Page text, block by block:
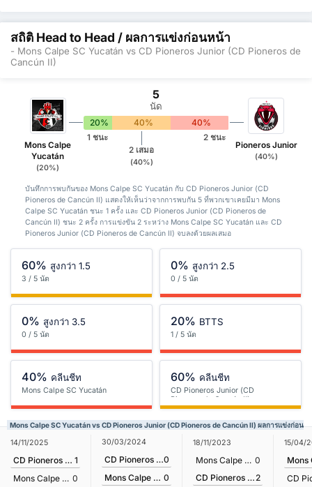
สถิติ Head to Head / ผลการแข่งก่อนหน้า
- Mons Calpe SC Yucatán vs CD Pioneros Junior (CD Pioneros de
Cancún II)
Mons Calpe
Yucatán
(20%)
5
นัด
20% 40% 40%
1 ชนะ
2 เสมอ
(40%)
2 ชนะ
Pioneros Junior
(40%)
บันทึกการพบกันของ Mons Calpe SC Yucatán กับ CD Pioneros Junior (CD
Pioneros de Cancún II) แสดงให้เห็นว่าจากการพบกัน 5 ที่พวกเขาเคยมีมา Mons
Calpe SC Yucatán ชนะ 1 ครั้ง และ CD Pioneros Junior (CD Pioneros de
Cancún II) ชนะ 2 ครั้ง การแข่งขัน 2 ระหว่าง Mons Calpe SC Yucatán และ CD
Pioneros Junior (CD Pioneros de Cancún II) จบลงด้วยผลเสมอ
60% สูงกว่า 1.5
3 / 5 นัด
0% สูงกว่า 2.5
0 / 5 นัด
0% สูงกว่า 3.5
0 / 5 นัด
20% BTTS
1 / 5 นัด
40% คลีนชีท
Mons Calpe SC Yucatán
60% คลีนชีท
CD Pioneros Junior (CD
Pioneros de Cancún II)
Mons Calpe SC Yucatán vs CD Pioneros Junior (CD Pioneros de Cancún II) ผลการแข่งก่อนห
14/11/2025
CD Pioneros Junior (CD Pioneros de Cancún II) 1
Mons Calpe SC Yucatán 0
30/03/2024
CD Pioneros Junior (CD Pioneros de Cancún II)0
Mons Calpe SC Yucatán 0
18/11/2023
Mons Calpe SC Yucatán 0
CD Pioneros Junior (CD Pioneros de Cancún II) 2
15/04/